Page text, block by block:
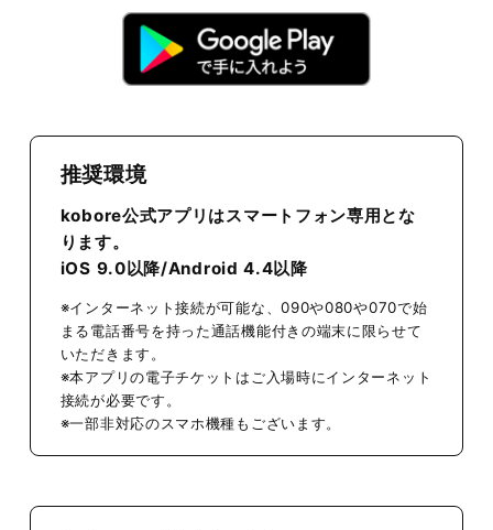
推奨環境
kobore公式アプリはスマートフォン専用とな
ります。
iOS 9.0以降/Android 4.4以降
※インターネット接続が可能な、090や080や070で始
まる電話番号を持った通話機能付きの端末に限らせて
いただきます。
※本アプリの電子チケットはご入場時にインターネット
接続が必要です。
※一部非対応のスマホ機種もございます。